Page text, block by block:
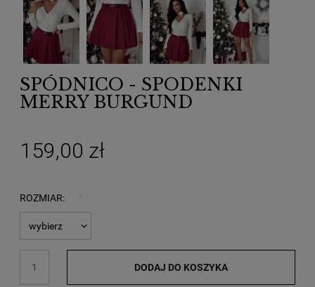
SPÓDNICO - SPODENKI
MERRY BURGUND
159,00 zł
ROZMIAR:
DODAJ DO KOSZYKA